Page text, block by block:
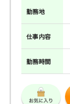
勤務地
仕事内容
勤務時間